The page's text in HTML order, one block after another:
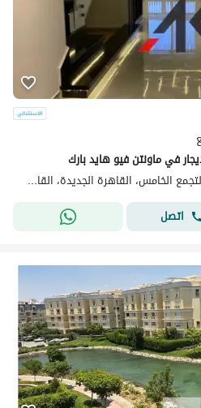
في ماونتن فيو هايد بارك
كومباوند ماونتن فيو هايد بارك، التجمع الخامس، القاهرة الجديدة، القاهرة
اتصل